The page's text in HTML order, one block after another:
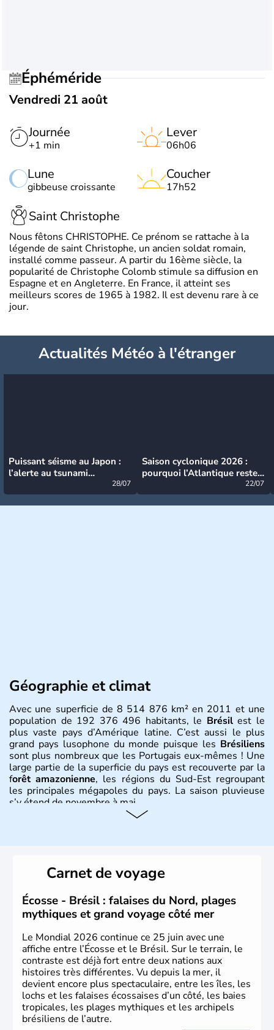
Éphéméride
Vendredi 21 août
Journée
+1 min
Lune
gibbeuse croissante
Lever
06h06
Coucher
17h52
Saint Christophe
Nous fêtons CHRISTOPHE. Ce prénom se rattache à la
légende de saint Christophe, un ancien soldat romain,
installé comme passeur. A partir du 16ème siècle, la
popularité de Christophe Colomb stimule sa diffusion en
Espagne et en Angleterre. En France, il atteint ses
meilleurs scores de 1965 à 1982. Il est devenu rare à ce
jour.
Actualités Météo à l'étranger
Puissant séisme au Japon :
l’alerte au tsunami
28/07
Saison cyclonique 2026 :
pourquoi l’Atlantique reste
22/07
Géographie et climat
Avec une superficie de 8 514 876 km² en 2011 et une
population de 192 376 496 habitants, le Brésilest le
plus vaste pays d’Amérique latine. C’est aussi le plus
grand pays lusophone du monde puisque les Brésiliens
sont plus nombreux que les Portugais eux-mêmes ! Une
large partie de la superficie du pays est recouverte par la
forêt amazonienne, les régions du Sud-Est regroupant
les principales mégapoles du pays. La saison pluvieuse
s’y étend de novembre à mai.
du Brésil ont été atteintes par le portugais Cabral en
1500. Durant le XVIe siècle, de très nombreux esclaves
venus d'Afrique ont permis une large exploitation des
ressources en sucre du pays.
Carnet de voyage
Écosse - Brésil : falaises du Nord, plages
mythiques et grand voyage côté mer
Le Mondial 2026 continue ce 25 juin avec une
affiche entre l’Écosse et le Brésil. Sur le terrain, le
contraste est déjà fort entre deux nations aux
histoires très différentes. Vu depuis la mer, il
devient encore plus spectaculaire, entre les îles, les
lochs et les falaises écossaises d’un côté, les baies
tropicales, les plages mythiques et les archipels
brésiliens de l’autre.